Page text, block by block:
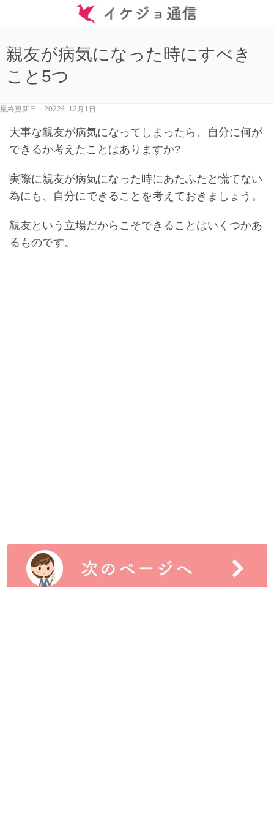
親友が病気になった時にすべき
こと5つ
最終更新日：2022年12月1日
大事な親友が病気になってしまったら、自分に何が
できるか考えたことはありますか?
実際に親友が病気になった時にあたふたと慌てない
為にも、自分にできることを考えておきましょう。
親友という立場だからこそできることはいくつかあ
るものです。